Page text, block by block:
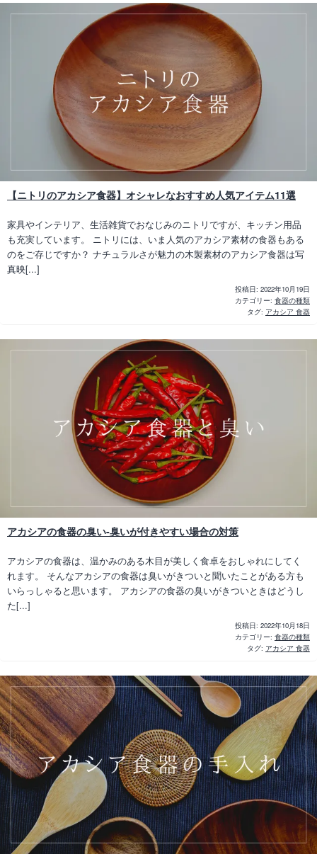
【ニトリのアカシア食器】オシャレなおすすめ人気アイテム11選
家具やインテリア、生活雑貨でおなじみのニトリですが、キッチン用品
も充実しています。 ニトリには、いま人気のアカシア素材の食器もある
のをご存じですか？ ナチュラルさが魅力の木製素材のアカシア食器は写
真映[...]
投稿日: 2022年10月19日
カテゴリー: 食器の種類
タグ: アカシア 食器
アカシアの食器の臭い-臭いが付きやすい場合の対策
アカシアの食器は、温かみのある木目が美しく食卓をおしゃれにしてく
れます。 そんなアカシアの食器は臭いがきついと聞いたことがある方も
いらっしゃると思います。 アカシアの食器の臭いがきついときはどうし
た[...]
投稿日: 2022年10月18日
カテゴリー: 食器の種類
タグ: アカシア 食器